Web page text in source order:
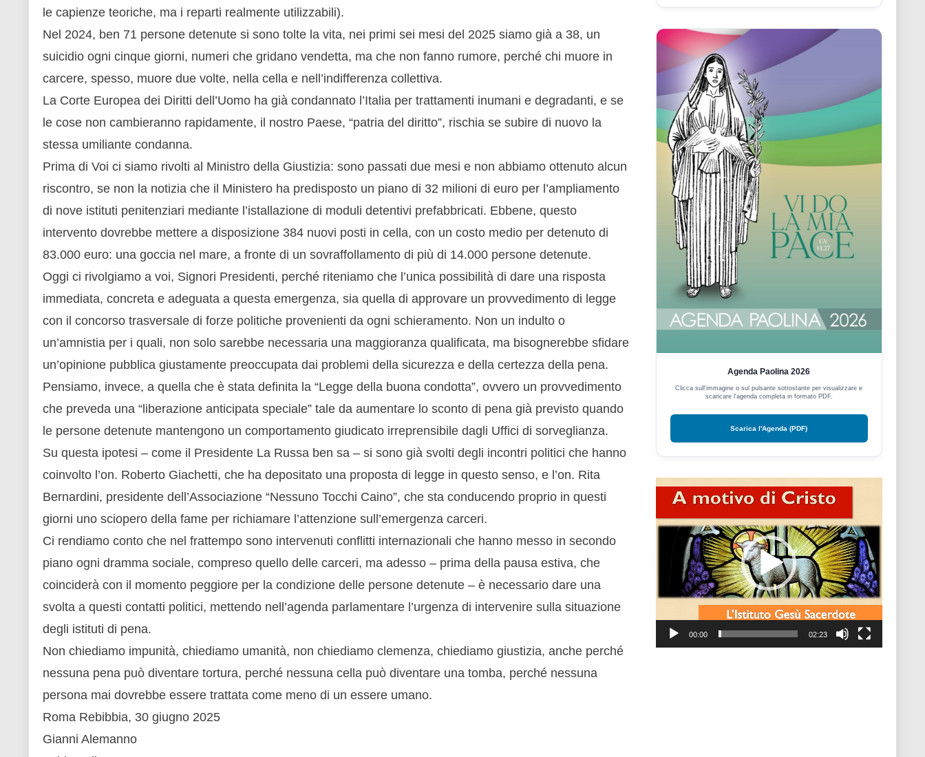
le capienze teoriche, ma i reparti realmente utilizzabili).
Nel 2024, ben 71 persone detenute si sono tolte la vita, nei primi sei mesi del 2025 siamo già a 38, un
suicidio ogni cinque giorni, numeri che gridano vendetta, ma che non fanno rumore, perché chi muore in
carcere, spesso, muore due volte, nella cella e nell’indifferenza collettiva.
La Corte Europea dei Diritti dell’Uomo ha già condannato l’Italia per trattamenti inumani e degradanti, e se
le cose non cambieranno rapidamente, il nostro Paese, “patria del diritto”, rischia se subire di nuovo la
stessa umiliante condanna.
Prima di Voi ci siamo rivolti al Ministro della Giustizia: sono passati due mesi e non abbiamo ottenuto alcun
riscontro, se non la notizia che il Ministero ha predisposto un piano di 32 milioni di euro per l’ampliamento
di nove istituti penitenziari mediante l’istallazione di moduli detentivi prefabbricati. Ebbene, questo
intervento dovrebbe mettere a disposizione 384 nuovi posti in cella, con un costo medio per detenuto di
83.000 euro: una goccia nel mare, a fronte di un sovraffollamento di più di 14.000 persone detenute.
Oggi ci rivolgiamo a voi, Signori Presidenti, perché riteniamo che l’unica possibilità di dare una risposta
immediata, concreta e adeguata a questa emergenza, sia quella di approvare un provvedimento di legge
con il concorso trasversale di forze politiche provenienti da ogni schieramento. Non un indulto o
un’amnistia per i quali, non solo sarebbe necessaria una maggioranza qualificata, ma bisognerebbe sfidare
un’opinione pubblica giustamente preoccupata dai problemi della sicurezza e della certezza della pena.
Pensiamo, invece, a quella che è stata definita la “Legge della buona condotta”, ovvero un provvedimento
che preveda una “liberazione anticipata speciale” tale da aumentare lo sconto di pena già previsto quando
le persone detenute mantengono un comportamento giudicato irreprensibile dagli Uffici di sorveglianza.
Su questa ipotesi – come il Presidente La Russa ben sa – si sono già svolti degli incontri politici che hanno
coinvolto l’on. Roberto Giachetti, che ha depositato una proposta di legge in questo senso, e l’on. Rita
Bernardini, presidente dell’Associazione “Nessuno Tocchi Caino”, che sta conducendo proprio in questi
giorni uno sciopero della fame per richiamare l’attenzione sull’emergenza carceri.
Ci rendiamo conto che nel frattempo sono intervenuti conflitti internazionali che hanno messo in secondo
piano ogni dramma sociale, compreso quello delle carceri, ma adesso – prima della pausa estiva, che
coinciderà con il momento peggiore per la condizione delle persone detenute – è necessario dare una
svolta a questi contatti politici, mettendo nell’agenda parlamentare l’urgenza di intervenire sulla situazione
degli istituti di pena.
Non chiediamo impunità, chiediamo umanità, non chiediamo clemenza, chiediamo giustizia, anche perché
nessuna pena può diventare tortura, perché nessuna cella può diventare una tomba, perché nessuna
persona mai dovrebbe essere trattata come meno di un essere umano.
Roma Rebibbia, 30 giugno 2025
Gianni Alemanno
Agenda Paolina 2026
Clicca sull'immagine o sul pulsante sottostante per visualizzare e
scaricare l'agenda completa in formato PDF.
Scarica l'Agenda (PDF)
Video
Player
00:00 02:23